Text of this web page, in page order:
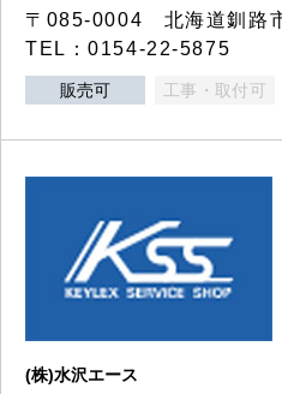
〒085-0004 北海道釧路
TEL：0154-22-5875
販売可 工事・取付可
(株)水沢エース